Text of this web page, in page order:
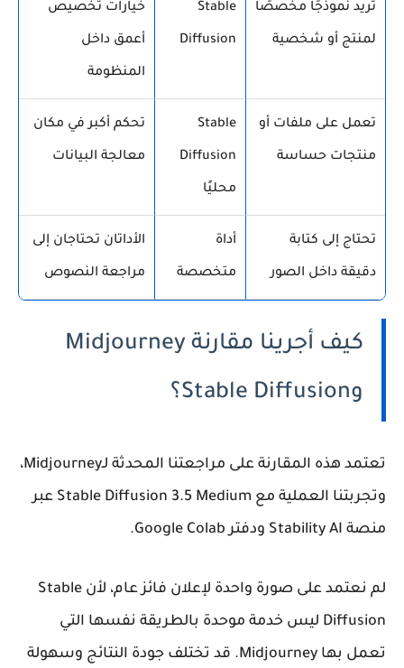
تريد نموذجًا مخصصًا
لمنتج أو شخصية
Stable
Diffusion
خيارات تخصيص
أعمق داخل
المنظومة
تعمل على ملفات أو
منتجات حساسة
Stable
Diffusion
محليًا
تحكم أكبر في مكان
معالجة البيانات
تحتاج إلى كتابة
دقيقة داخل الصور
أداة
متخصصة
الأداتان تحتاجان إلى
مراجعة النصوص
كيف أجرينا مقارنة Midjourney
وStable Diffusion؟
تعتمد هذه المقارنة على مراجعتنا المحدثة لـMidjourney،
وتجربتنا العملية مع Stable Diffusion 3.5 Medium عبر
منصة Stability AI ودفتر Google Colab.
لم نعتمد على صورة واحدة لإعلان فائز عام، لأن Stable
Diffusion ليس خدمة موحدة بالطريقة نفسها التي
تعمل بها Midjourney. قد تختلف جودة النتائج وسهولة